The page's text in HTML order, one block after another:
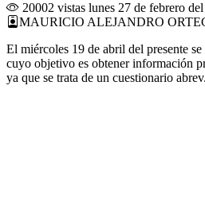
20002 vistas lunes 27 de febrero
MAURICIO ALEJANDRO
El miércoles 19 de abril del presente
cuyo objetivo es obtener información
ya que se trata de un cuestionario